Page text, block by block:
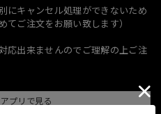
にキャンセル処理ができないため
てご注文をお願い致します）
応出来ませんのでご理解の上ご注
プリで見る